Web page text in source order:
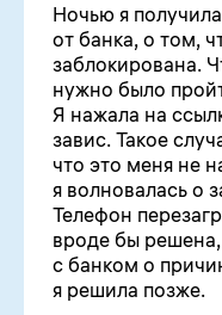
Ночью я
от банка, о том,
заблокирована.
нужно было
Я нажала на
завис. Такое
что это меня не
я волновалась о
Телефон
вроде бы
с банком о
я решила позже.